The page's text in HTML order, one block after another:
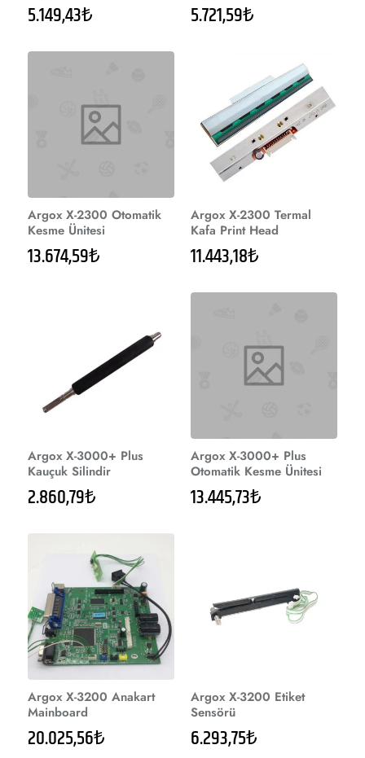
5.149,43₺ 5.721,59₺
Argox X-2300 Otomatik
Kesme Ünitesi
13.674,59₺
Argox X-2300 Termal
Kafa Print Head
11.443,18₺
Argox X-3000+ Plus
Kauçuk Silindir
2.860,79₺
Argox X-3000+ Plus
Otomatik Kesme Ünitesi
13.445,73₺
Argox X-3200 Anakart
Mainboard
20.025,56₺
Argox X-3200 Etiket
Sensörü
6.293,75₺